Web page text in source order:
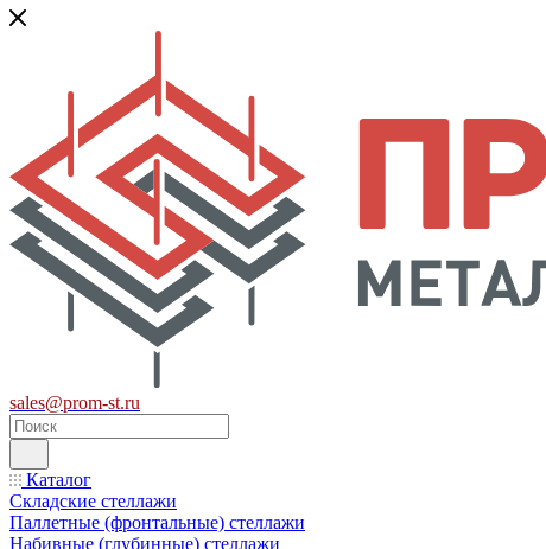
sales@prom-st.ru
Каталог
Складские стеллажи
Паллетные (фронтальные) стеллажи
Набивные (глубинные) стеллажи